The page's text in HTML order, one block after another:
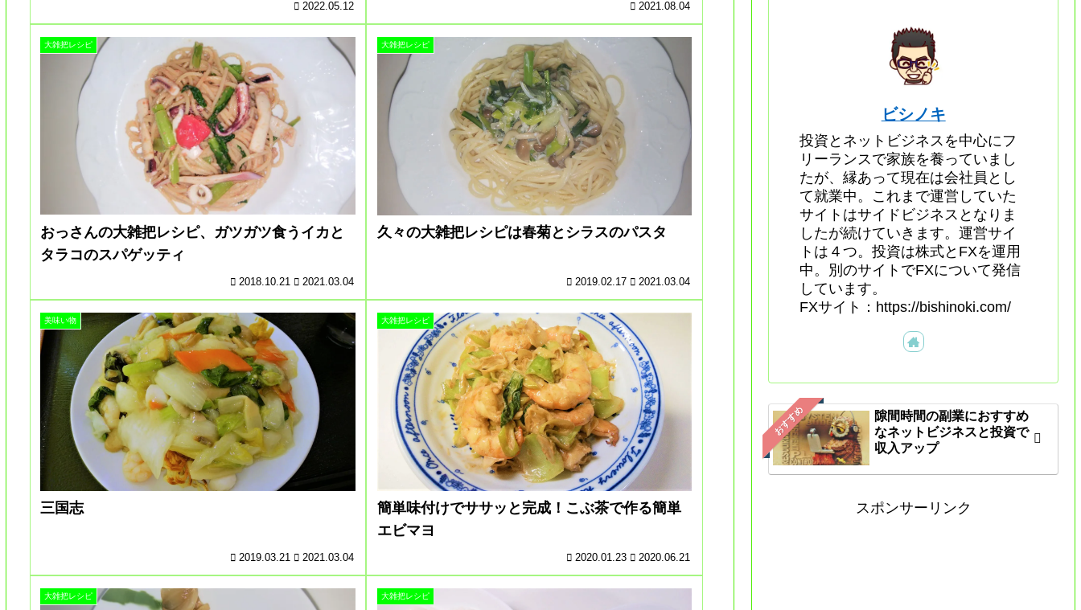
2022.05.12 2021.08.04
大雑把レシピ
おっさんの大雑把レシピ、ガツガツ食うイカと
タラコのスパゲッティ
2018.10.21 2021.03.04
大雑把レシピ
久々の大雑把レシピは春菊とシラスのパスタ
2019.02.17 2021.03.04
美味い物
三国志
2019.03.21 2021.03.04
大雑把レシピ
簡単味付けでササッと完成！こぶ茶で作る簡単
エビマヨ
2020.01.23 2020.06.21
大雑把レシピ 大雑把レシピ
ビシノキ
投資とネットビジネスを中心にフ
リーランスで家族を養っていまし
たが、縁あって現在は会社員とし
て就業中。これまで運営していた
サイトはサイドビジネスとなりま
したが続けていきます。運営サイ
トは４つ。投資は株式とFXを運用
中。別のサイトでFXについて発信
しています。
FXサイト：https://bishinoki.com/
おすすめ
隙間時間の副業におすすめ
なネットビジネスと投資で
収入アップ
スポンサーリンク